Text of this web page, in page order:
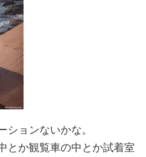
ションないかな。
とか観覧車の中とか試着室